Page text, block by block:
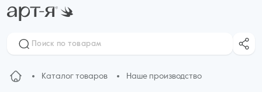
Каталог товаров Наше производство